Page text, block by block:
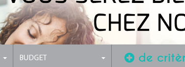
BUDGET de